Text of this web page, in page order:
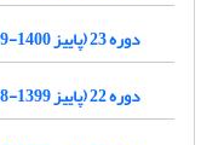
دوره 23 (پاییز 1400-1399)
دوره 22 (پاییز 1399-1398)